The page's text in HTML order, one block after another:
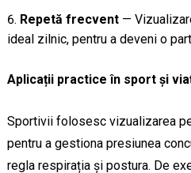
Repetă frecvent—
ideal zilnic, pentru a deveni o
Aplicații practice în sport și
Sportivii folosesc vizualizarea
pentru a gestiona presiunea
regla respirația și postura. De